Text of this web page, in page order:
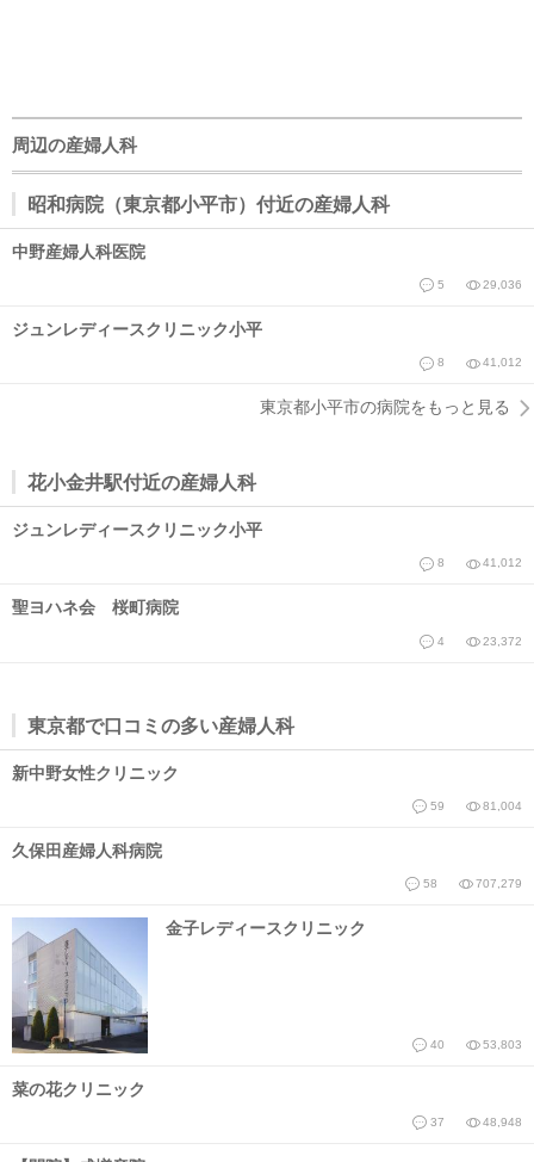
周辺の産婦人科
昭和病院（東京都小平市）付近の産婦人科
中野産婦人科医院
5 29,036
ジュンレディースクリニック小平
8 41,012
東京都小平市の病院をもっと見る
花小金井駅付近の産婦人科
ジュンレディースクリニック小平
8 41,012
聖ヨハネ会 桜町病院
4 23,372
東京都で口コミの多い産婦人科
新中野女性クリニック
59 81,004
久保田産婦人科病院
58 707,279
金子レディースクリニック
40 53,803
菜の花クリニック
37 48,948